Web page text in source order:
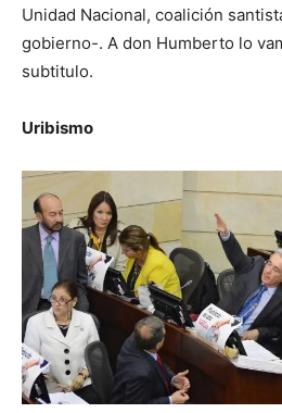
Unidad Nacional, coalición
gobierno-. A don Humberto lo
subtitulo.
Uribismo